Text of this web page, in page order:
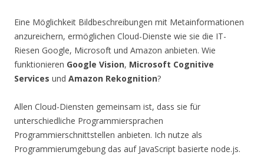
Eine Möglichkeit Bildbeschreibungen mit Metainformationen
anzureichern, ermöglichen Cloud-Dienste wie sie die IT-
Riesen Google, Microsoft und Amazon anbieten. Wie
funktionieren Google Vision, Microsoft Cognitive
Services und Amazon Rekognition?
Allen Cloud-Diensten gemeinsam ist, dass sie für
unterschiedliche Programmiersprachen
Programmierschnittstellen anbieten. Ich nutze als
Programmierumgebung das auf JavaScript basierte node.js.